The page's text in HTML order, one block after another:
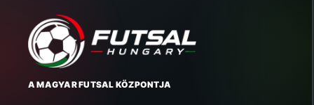
A MAGYAR FUTSAL KÖZPONTJA